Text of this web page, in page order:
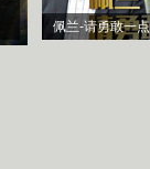
佩兰-请勇敢一点